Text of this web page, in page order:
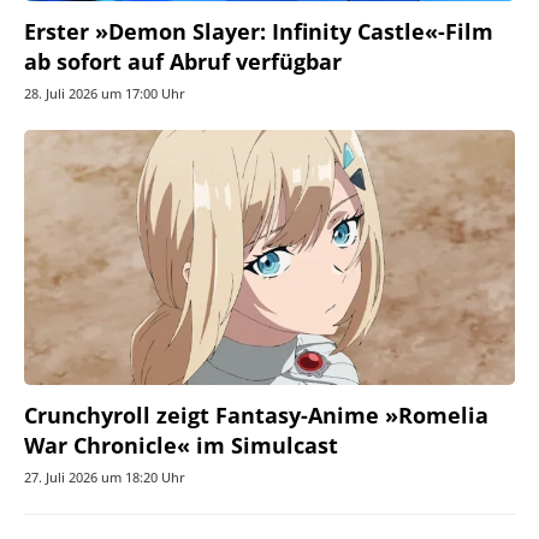
Erster »Demon Slayer: Infinity Castle«-Film
ab sofort auf Abruf verfügbar
28. Juli 2026 um 17:00 Uhr
Crunchyroll zeigt Fantasy-Anime »Romelia
War Chronicle« im Simulcast
27. Juli 2026 um 18:20 Uhr